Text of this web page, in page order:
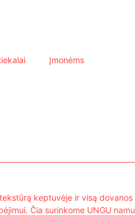
Įmonėms
keptuvėje ir visą
Čia surinkome UNGU